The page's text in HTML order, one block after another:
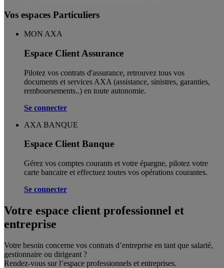
Vos espaces Particuliers
MON AXA
Espace Client Assurance
Pilotez vos contrats d'assurance, retrouvez tous vos
documents et services AXA (assistance, sinistres, garanties,
remboursements..) en toute autonomie. ​
Se connecter
AXA BANQUE
Espace Client Banque
Gérez vos comptes courants et votre épargne, pilotez votre
carte bancaire et effectuez toutes vos opérations courantes.
Se connecter
Votre espace client professionnel et
entreprise
Votre besoin concerne vos contrats d’entreprise en tant que salarié,
gestionnaire ou dirigeant ?
Rendez-vous sur l’espace professionnels et entreprises.